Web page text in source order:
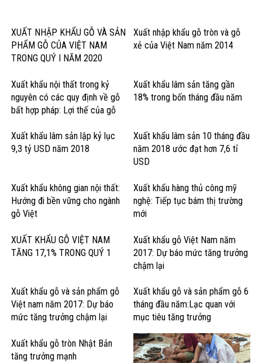
XUẤT NHẬP KHẨU GỖ VÀ SẢN
PHẨM GỖ CỦA VIỆT NAM
TRONG QUÝ I NĂM 2020
Xuất nhập khẩu gỗ tròn và gỗ
xẻ của Việt Nam năm 2014
Xuất khẩu nội thất trong kỷ
nguyên có các quy định về gỗ
bất hợp pháp: Lợi thế của gỗ
Xuất khẩu lâm sản tăng gần
18% trong bốn tháng đầu năm
Xuất khẩu lâm sản lập kỷ lục
9,3 tỷ USD năm 2018
Xuất khẩu lâm sản 10 tháng đầu
năm 2018 ước đạt hơn 7,6 tỉ
USD
Xuất khẩu không gian nội thất:
Hướng đi bền vững cho ngành
gỗ Việt
Xuất khẩu hàng thủ công mỹ
nghệ: Tiếp tục bám thị trường
mới
XUẤT KHẨU GỖ VIỆT NAM
TĂNG 17,1% TRONG QUÝ 1
Xuất khẩu gỗ Việt Nam năm
2017: Dự báo mức tăng trưởng
chậm lại
Xuất khẩu gỗ và sản phẩm gỗ
Việt nam năm 2017: Dự báo
mức tăng trưởng chậm lại
Xuất khẩu gỗ và sản phẩm gỗ 6
tháng đầu năm:Lạc quan với
mục tiêu tăng trưởng
Xuất khẩu gỗ tròn Nhật Bản
tăng trưởng mạnh